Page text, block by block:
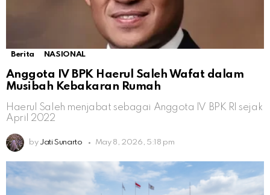
Berita NASIONAL
Anggota IV BPK Haerul Saleh Wafat dalam
Musibah Kebakaran Rumah
Haerul Saleh menjabat sebagai Anggota IV BPK RI sejak
April 2022
by Jati Sunarto May 8, 2026, 5:18 pm